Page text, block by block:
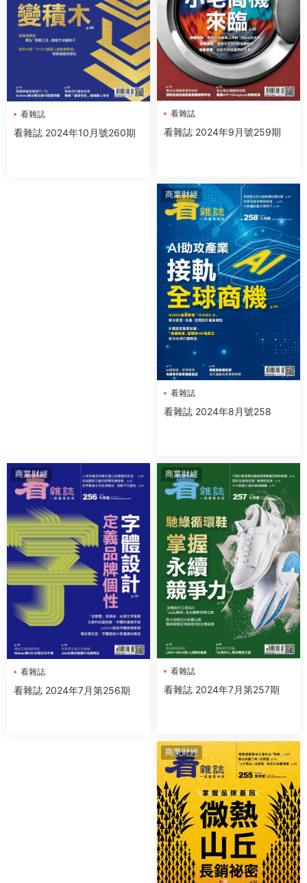
看雜誌
看雜誌 2024年10月號260期
看雜誌
看雜誌 2024年9月號259期
商業财經
看雜誌
看雜誌 2024年8月號258
商業财經
看雜誌
看雜誌 2024年7月第256期
商業财經
看雜誌
看雜誌 2024年7月第257期
商業财經